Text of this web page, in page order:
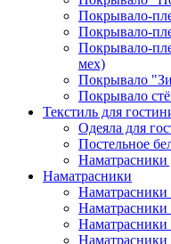
Покрывало-
Покрывало-
Покрывало-
мех)
Покрывало
Покрывало
Текстиль для
Одеяла для
Постельное
Наматрасники
Наматрасники
Наматрасники
Наматрасники
Наматрасники
Наматрасники